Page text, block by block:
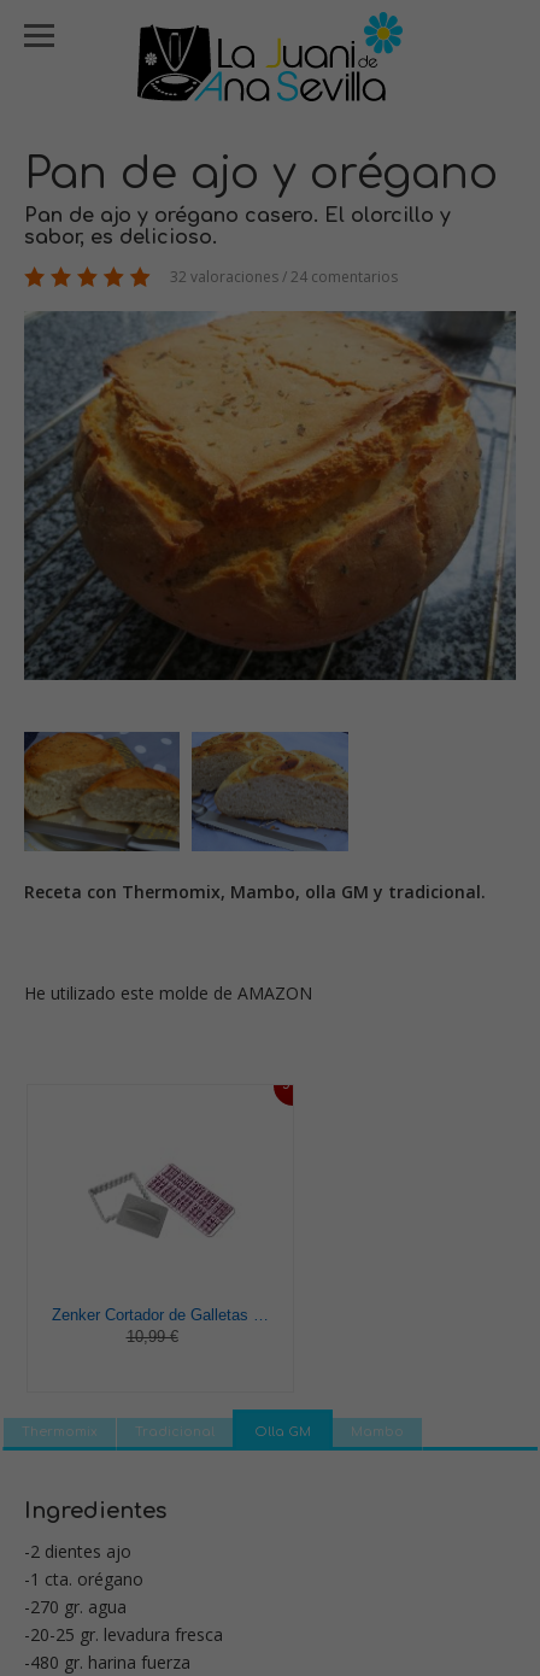
Pan de ajo y orégano
Pan de ajo y orégano casero. El olorcillo y
sabor, es delicioso.
32 valoraciones / 24 comentarios
Receta con Thermomix, Mambo, olla GM y tradicional.
He utilizado este molde de AMAZON
9%
Zenker Cortador de Galletas Rectangular con Molde de Letras, Números y Corazones, Moldes para Galletas Infantiles, Color Gris y Rosa, 10x7,5 cm, 3 pzas.
10,99 €
Thermomix Tradicional Olla GM Mambo
Ingredientes
-2 dientes ajo
-1 cta. orégano
-270 gr. agua
-20-25 gr. levadura fresca
-480 gr. harina fuerza